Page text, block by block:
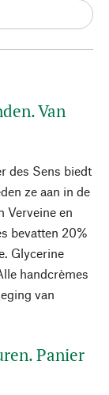
Van
des Sens biedt
ze aan in de
Verveine en
bevatten 20%
Glycerine
handcrèmes
van
Panier